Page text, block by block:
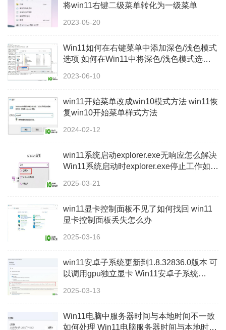
将win11右键二级菜单转化为一级菜单
2023-05-20
Win11如何在右键菜单中添加深色/浅色模式
选项 如何在Win11中将深色/浅色模式选项
2023-06-10
win11开始菜单改成win10模式方法 win11恢
复win10开始菜单样式方法
2024-02-12
win11系统启动explorer.exe无响应怎么解决
Win11系统启动时explorer.exe停止工作如何
2025-03-21
win11显卡控制面板不见了如何找回 win11
显卡控制面板丢失怎么办
2025-03-16
win11安卓子系统更新到1.8.32836.0版本 可
以调用gpu独立显卡 Win11安卓子系统
2025-03-13
Win11电脑中服务器时间与本地时间不一致
如何处理 Win11电脑服务器时间与本地时间